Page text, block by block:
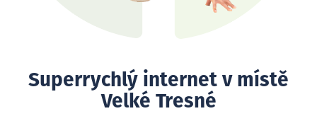
Superrychlý internet v místě
Velké Tresné